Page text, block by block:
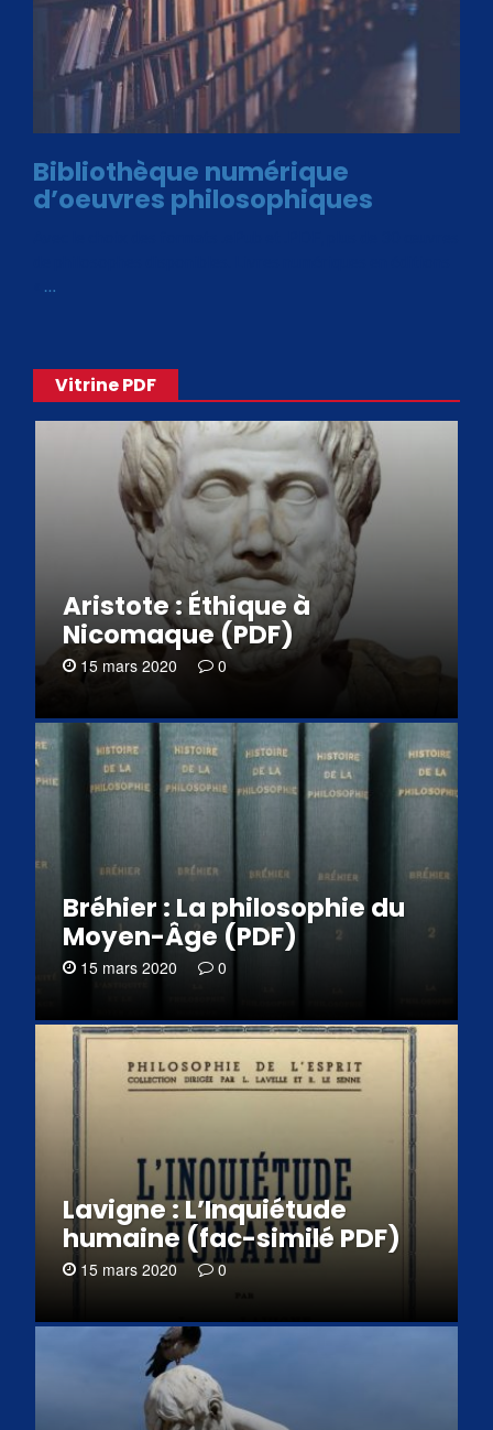
Bibliothèque numérique
d’oeuvres philosophiques
…
Vitrine PDF
Aristote : Éthique à
Nicomaque (PDF)
15 mars 2020 0
Bréhier : La philosophie du
Moyen-Âge (PDF)
15 mars 2020 0
Lavigne : L’Inquiétude
humaine (fac-similé PDF)
15 mars 2020 0